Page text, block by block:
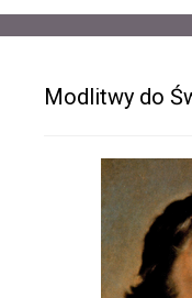
Modlitwy do